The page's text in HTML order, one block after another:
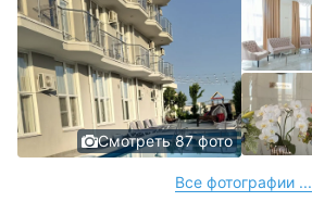
Смотреть 87 фото
Все фотографии ...